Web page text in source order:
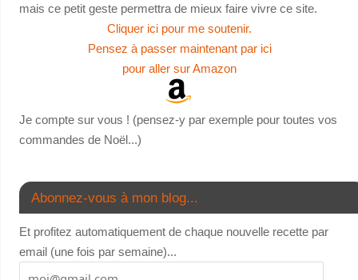
mais ce petit geste permettra de mieux faire vivre ce site.
Cliquer ici pour me soutenir.
Pensez à passer maintenant par ici
pour aller sur Amazon
Je compte sur vous ! (pensez-y par exemple pour toutes vos
commandes de Noël...)
Abonnez-vous à mon blog...
Et profitez automatiquement de chaque nouvelle recette par
email (une fois par semaine)...